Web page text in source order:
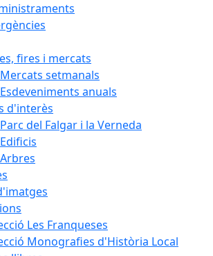
fires i mercats
Mercats setmanals
Esdeveniments anuals
d'interès
Parc del Falgar i la Verneda
Edificis
Arbres
Les Franqueses
Monografies d'Història Local